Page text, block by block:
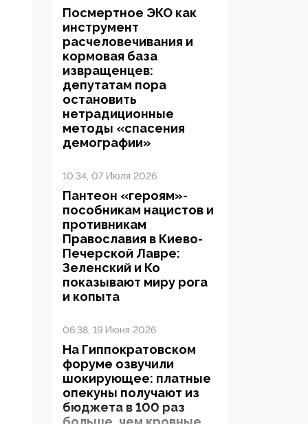
Посмертное ЭКО как
инструмент
расчеловечивания и
кормовая база
извращенцев:
депутатам пора
остановить
нетрадиционные
методы «спасения
демографии»
10:34, 07 Июля 2026
Пантеон «героям»-
пособникам нацистов и
противникам
Православия в Киево-
Печерской Лавре:
Зеленский и Ко
показывают миру рога
и копыта
06:38, 19 Июня 2026
На Гиппократовском
форуме озвучили
шокирующее: платные
опекуны получают из
бюджета в 100 раз